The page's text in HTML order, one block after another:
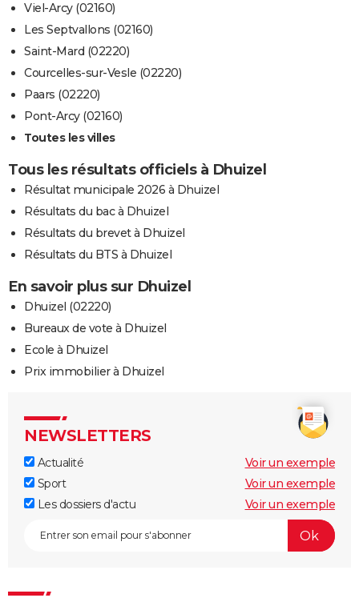
Viel-Arcy (02160)
Les Septvallons (02160)
Saint-Mard (02220)
Courcelles-sur-Vesle (02220)
Paars (02220)
Pont-Arcy (02160)
Toutes les villes
Tous les résultats officiels à Dhuizel
Résultat municipale 2026 à Dhuizel
Résultats du bac à Dhuizel
Résultats du brevet à Dhuizel
Résultats du BTS à Dhuizel
En savoir plus sur Dhuizel
Dhuizel (02220)
Bureaux de vote à Dhuizel
Ecole à Dhuizel
Prix immobilier à Dhuizel
NEWSLETTERS
Actualité
Voir un exemple
Sport
Voir un exemple
Les dossiers d'actu
Voir un exemple